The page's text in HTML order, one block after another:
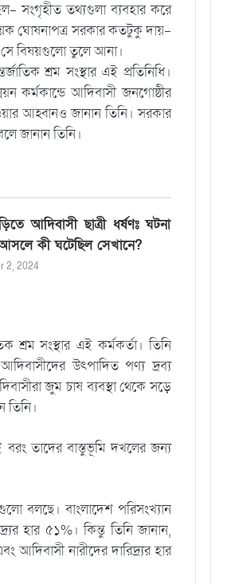
সংগৃহীত তথ্যগুলা ব্যবহার করে
ঘোষনাপত্র সরকার কতটুকু দায়-
সে বিষয়গুলো তুলে আনা।
শ্রম সংস্থার এই প্রতিনিধি।
কর্মকান্ডে আদিবাসী জনগোষ্ঠীর
আহ্বানও জানান তিনি। সরকার
জানান তিনি।
আদিবাসী ছাত্রী ধর্ষণঃ ঘটনা
কী ঘটেছিল সেখানে?
2, 2024
শ্রম সংস্থার এই কর্মকর্তা। তিনি
উৎপাদিত পণ্য দ্রব্য
জুম চাষ ব্যবস্থা থেকে সড়ে
তিনি।
তাদের বাস্তুভূমি দখলের জন্য
বলছে। বাংলাদেশ পরিসংখ্যান
হার ৫১%। কিন্তু তিনি জানান,
নারীদের দারিদ্র্যর হার